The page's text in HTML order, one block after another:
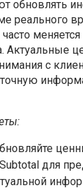
обновлять
реального
Актуальные
с
для